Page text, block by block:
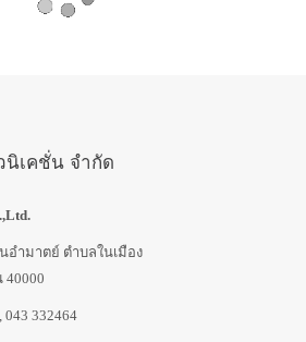
เคชั่น จำกัด
อำมาตย์ ตำบลในเมือง
40000
043 332464